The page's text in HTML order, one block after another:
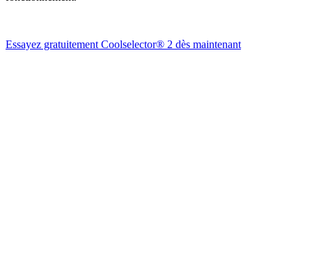
Essayez gratuitement Coolselector® 2 dès maintenant